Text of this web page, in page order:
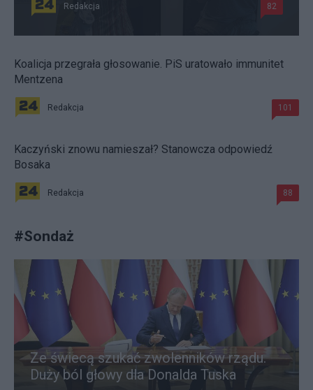
Redakcja 82
Koalicja przegrała głosowanie. PiS uratowało immunitet
Mentzena
Redakcja 101
Kaczyński znowu namieszał? Stanowcza odpowiedź
Bosaka
Redakcja 88
#Sondaż
Ze świecą szukać zwolenników rządu.
Duży ból głowy dla Donalda Tuska